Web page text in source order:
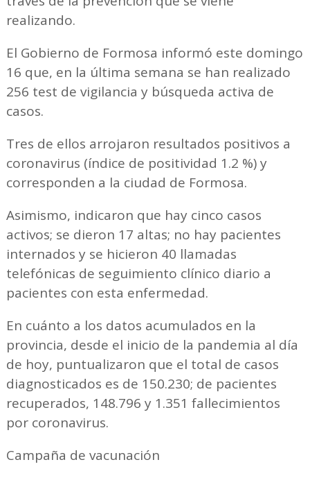
realizando.
El Gobierno de Formosa informó este domingo
16 que, en la última semana se han realizado
256 test de vigilancia y búsqueda activa de
casos.
Tres de ellos arrojaron resultados positivos a
coronavirus (índice de positividad 1.2 %) y
corresponden a la ciudad de Formosa.
Asimismo, indicaron que hay cinco casos
activos; se dieron 17 altas; no hay pacientes
internados y se hicieron 40 llamadas
telefónicas de seguimiento clínico diario a
pacientes con esta enfermedad.
En cuánto a los datos acumulados en la
provincia, desde el inicio de la pandemia al día
de hoy, puntualizaron que el total de casos
diagnosticados es de 150.230; de pacientes
recuperados, 148.796 y 1.351 fallecimientos
por coronavirus.
Campaña de vacunación